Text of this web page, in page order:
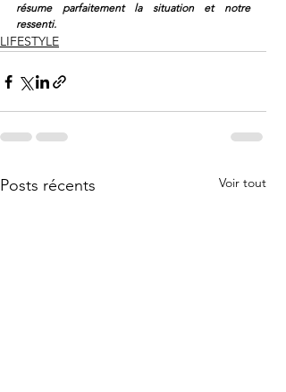
résume parfaitement la situation et notre
ressenti.
LIFESTYLE
Posts récents Voir tout